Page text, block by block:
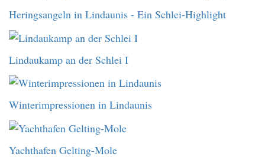
Heringsangeln in Lindaunis - Ein Schlei-Highlight
Lindaukamp an der Schlei I
Winterimpressionen in Lindaunis
Yachthafen Gelting-Mole